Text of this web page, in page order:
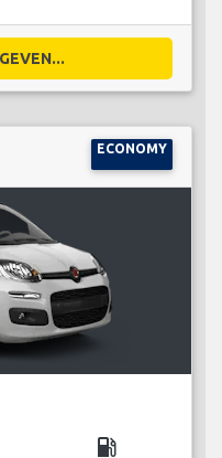
ECONOMY
local_gas_station